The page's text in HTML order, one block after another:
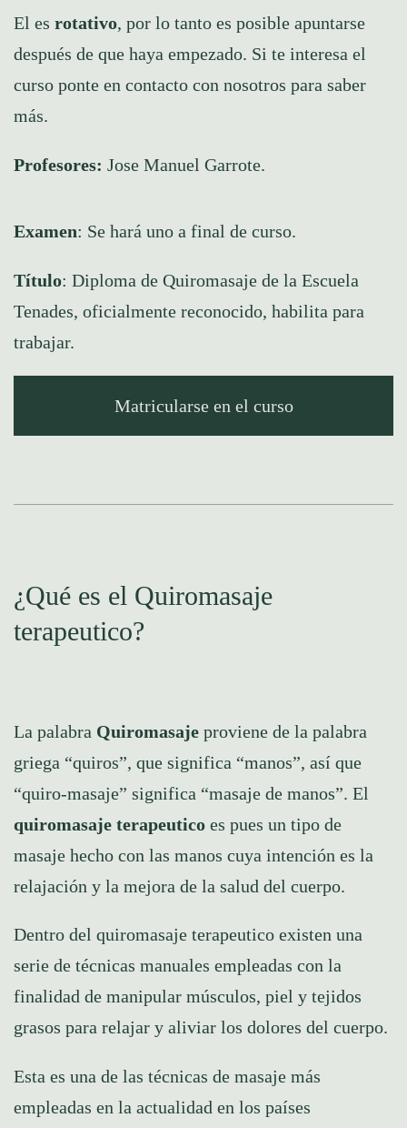
El es rotativo, por lo tanto es posible apuntarse
después de que haya empezado. Si te interesa el
curso ponte en contacto con nosotros para saber
más.
Profesores: Jose Manuel Garrote.
Examen: Se hará uno a final de curso.
Título: Diploma de Quiromasaje de la Escuela
Tenades, oficialmente reconocido, habilita para
trabajar.
Matricularse en el curso
¿Qué es el Quiromasaje
terapeutico?
La palabra Quiromasaje proviene de la palabra
griega “quiros”, que significa “manos”, así que
“quiro-masaje” significa “masaje de manos”. El
quiromasaje terapeutico es pues un tipo de
masaje hecho con las manos cuya intención es la
relajación y la mejora de la salud del cuerpo.
Dentro del quiromasaje terapeutico existen una
serie de técnicas manuales empleadas con la
finalidad de manipular músculos, piel y tejidos
grasos para relajar y aliviar los dolores del cuerpo.
Esta es una de las técnicas de masaje más
empleadas en la actualidad en los países